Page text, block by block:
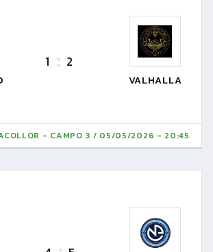
1 2
VALHALLA
- CAMPO 3 05/05/2026 - 20:45